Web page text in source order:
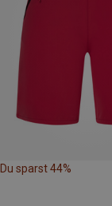
Du sparst 44%